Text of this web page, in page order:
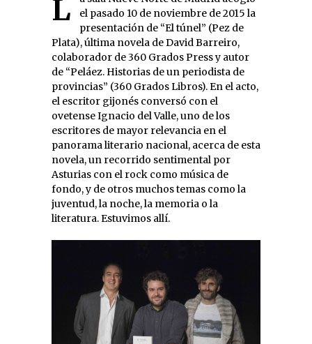
La sala Nueve Norte de Madrid acogió
el pasado 10 de noviembre de 2015 la
presentación de “El túnel” (Pez de
Plata), última novela de David Barreiro,
colaborador de 360 Grados Press y autor
de “Peláez. Historias de un periodista de
provincias” (360 Grados Libros). En el acto,
el escritor gijonés conversó con el
ovetense Ignacio del Valle, uno de los
escritores de mayor relevancia en el
panorama literario nacional, acerca de esta
novela, un recorrido sentimental por
Asturias con el rock como música de
fondo, y de otros muchos temas como la
juventud, la noche, la memoria o la
literatura. Estuvimos allí.